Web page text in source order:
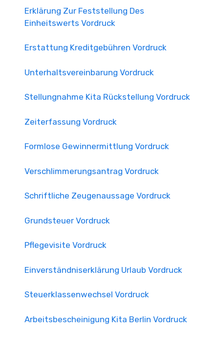
Erklärung Zur Feststellung Des
Einheitswerts Vordruck
Erstattung Kreditgebühren Vordruck
Unterhaltsvereinbarung Vordruck
Stellungnahme Kita Rückstellung Vordruck
Zeiterfassung Vordruck
Formlose Gewinnermittlung Vordruck
Verschlimmerungsantrag Vordruck
Schriftliche Zeugenaussage Vordruck
Grundsteuer Vordruck
Pflegevisite Vordruck
Einverständniserklärung Urlaub Vordruck
Steuerklassenwechsel Vordruck
Arbeitsbescheinigung Kita Berlin Vordruck